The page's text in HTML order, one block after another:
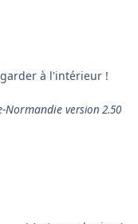
à l'intérieur !
Normandie version 2.50